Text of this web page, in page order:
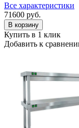
Все характеристики
71600 руб.
В корзину
Купить в 1 клик
Добавить к